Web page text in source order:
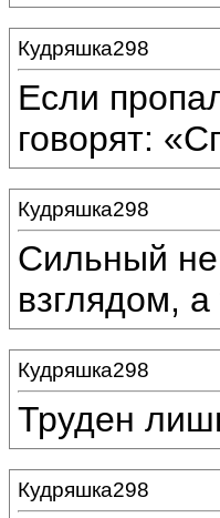
Кудряшка298
Если
говорят:
Кудряшка298
Сильный не
взглядом,
Кудряшка298
Труден
Кудряшка298